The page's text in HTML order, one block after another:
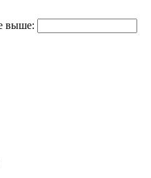
выше: